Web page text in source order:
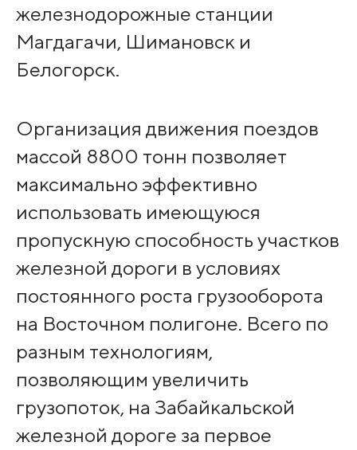
железнодорожные станции
Магдагачи, Шимановск и
Белогорск.
Организация движения поездов
массой 8800 тонн позволяет
максимально эффективно
использовать имеющуюся
пропускную способность участков
железной дороги в условиях
постоянного роста грузооборота
на Восточном полигоне. Всего по
разным технологиям,
позволяющим увеличить
грузопоток, на Забайкальской
железной дороге за первое